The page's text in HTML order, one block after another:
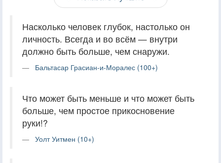
Насколько человек глубок, настолько он
личность. Всегда и во всём — внутри
должно быть больше, чем снаружи.
Бальтасар Грасиан-и-Моралес (100+)
Что может быть меньше и что может быть
больше, чем простое прикосновение
руки!?
Уолт Уитмен (10+)